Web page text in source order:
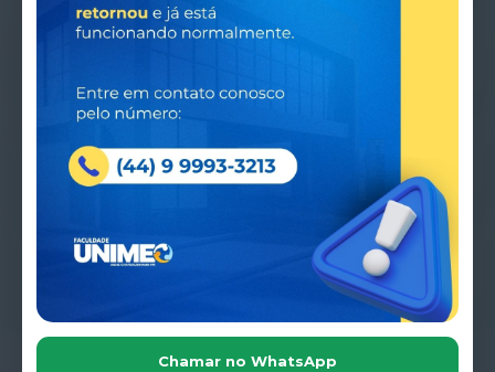
Chamar no WhatsApp
Nossos cursos de Pós-graduação
📅 Agenda
Eventos institucionais
Notícias →